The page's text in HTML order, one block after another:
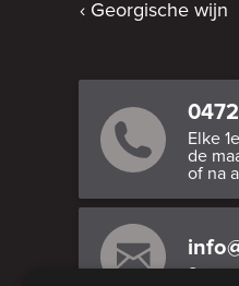
Georgische wijn
Elke
de
of na
Stuur